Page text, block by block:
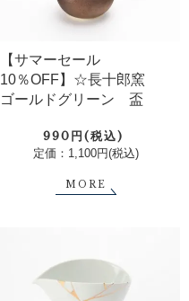
【サマーセール
10％OFF】☆長十郎窯
ゴールドグリーン 盃
990円(税込)
定価：1,100円(税込)
MORE